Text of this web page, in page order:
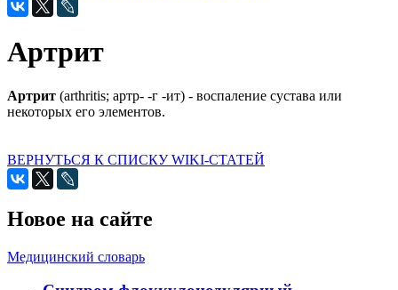
Артрит
Артрит (arthritis; артр- -г -ит) - воспаление сустава или
некоторых его элементов.
ВЕРНУТЬСЯ К СПИСКУ WIKI-СТАТЕЙ
Новое на сайте
Медицинский словарь